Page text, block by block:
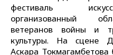
фестиваль
организованный
ветеранов войны и
культуры. На сцене
Аскара